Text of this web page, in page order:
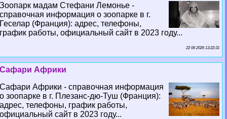
Зоопарк мадам Стефани Лемонье -
справочная информация о зоопарке в г.
Геселар (Франция): адрес, телефоны,
график работы, официальный сайт в 2023 году...
22 06 2026 13:22:31
Сафари Африки
Сафари Африки - справочная информация
о зоопарке в г. Плезанс-дю-Туш (Франция):
адрес, телефоны, график работы,
официальный сайт в 2023 году...